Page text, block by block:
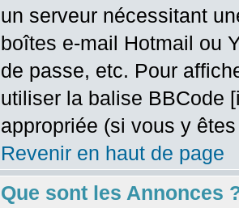
un serveur nécessitant
boîtes e-mail Hotmail ou
de passe, etc. Pour
utiliser la balise BBCode
appropriée (si vous y
Revenir en haut de page
Que sont les Annonces